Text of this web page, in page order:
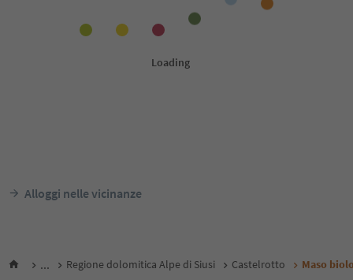
Alloggi nelle vicinanze
... Regione dolomitica Alpe di Siusi Castelrotto Maso